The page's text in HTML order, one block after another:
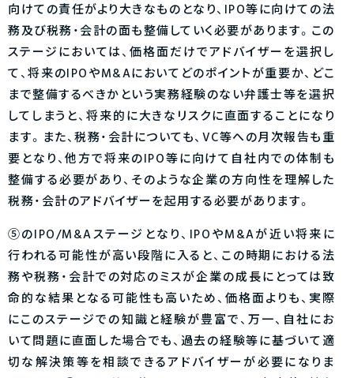
向けての責任がより大きなものとなり、IPO等に向けての法
務及び税務・会計の面も整備していく必要があります。この
ステージにおいては、価格面だけでアドバイザーを選択し
て、将来のIPOやM&Aにおいてどのポイントが重要か、どこ
まで整備するべきかという実務経験のない弁護士等を選択
してしまうと、将来的に大きなリスクに直面することになり
ます。また、税務・会計についても、VC等への月次報告も重
要となり、他方で将来のIPO等に向けて自社内での体制も
整備する必要があり、そのような企業の方向性を理解した
税務・会計のアドバイザーを起用する必要があります。
⑤のIPO/M&Aステージとなり、IPOやM&Aが近い将来に
行われる可能性が高い段階に入ると、この時期における法
務や税務・会計での対応のミスが企業の成長にとっては致
命的な結果となる可能性も高いため、価格面よりも、実際
にこのステージでの知識と経験が豊富で、万一、自社にお
いて問題に直面した場合でも、過去の経験等に基づいて適
切な解決策等を相談できるアドバイザーが必要になりま